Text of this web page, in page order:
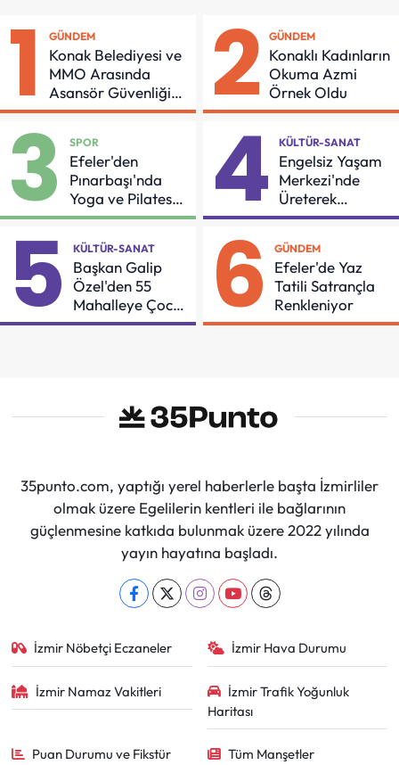
1 GÜNDEM
Konak Belediyesi ve
MMO Arasında
Asansör Güvenliği
İçin Önemli Protokol
2 GÜNDEM
Konaklı Kadınların
Okuma Azmi
Örnek Oldu
3 SPOR
Efeler'den
Pınarbaşı'nda
Yoga ve Pilates
Buluşması
4 KÜLTÜR-SANAT
Engelsiz Yaşam
Merkezi'nde
Üreterek
Güçleniyorlar
5 KÜLTÜR-SANAT
Başkan Galip
Özel'den 55
Mahalleye Çocuk
Şenliği
6 GÜNDEM
Efeler'de Yaz
Tatili Satrançla
Renkleniyor
35punto.com, yaptığı yerel haberlerle başta İzmirliler
olmak üzere Egelilerin kentleri ile bağlarının
güçlenmesine katkıda bulunmak üzere 2022 yılında
yayın hayatına başladı.
İzmir Nöbetçi Eczaneler İzmir Hava Durumu
İzmir Namaz Vakitleri
İzmir Trafik Yoğunluk
Haritası
Puan Durumu ve Fikstür Tüm Manşetler